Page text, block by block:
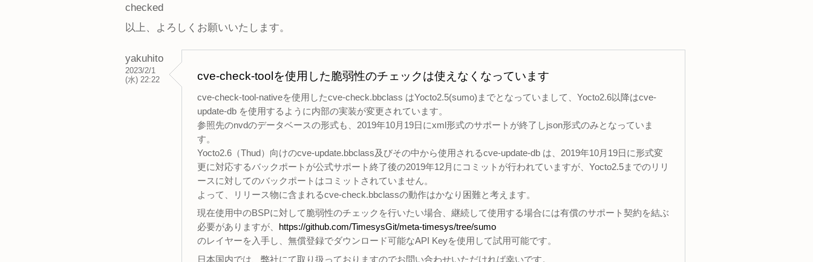
checked
以上、よろしくお願いいたします。
yakuhito
2023/2/1
(水) 22:22
cve-check-toolを使用した脆弱性のチェックは使えなくなっています
cve-check-tool-nativeを使用したcve-check.bbclass はYocto2.5(sumo)までとなっていまして、Yocto2.6以降はcve-
update-db を使用するように内部の実装が変更されています。
参照先のnvdのデータベースの形式も、2019年10月19日にxml形式のサポートが終了しjson形式のみとなっていま
す。
Yocto2.6（Thud）向けのcve-update.bbclass及びその中から使用されるcve-update-db は、2019年10月19日に形式変
更に対応するバックポートが公式サポート終了後の2019年12月にコミットが行われていますが、Yocto2.5までのリリ
ースに対してのバックポートはコミットされていません。
よって、リリース物に含まれるcve-check.bbclassの動作はかなり困難と考えます。
現在使用中のBSPに対して脆弱性のチェックを行いたい場合、継続して使用する場合には有償のサポート契約を結ぶ
必要がありますが、
https://github.com/TimesysGit/meta-timesys/tree/sumo
のレイヤーを入手し、無償登録でダウンロード可能なAPI Keyを使用して試用可能です。
日本国内では、弊社にて取り扱っておりますのでお問い合わせいただければ幸いです。